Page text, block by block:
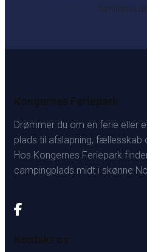
familien
Kongernes Feriepark
Drømmer du om en ferie eller
plads til afslapning, fællesskab
Hos Kongernes Feriepark
campingplads midt i skønne
Kontakt os